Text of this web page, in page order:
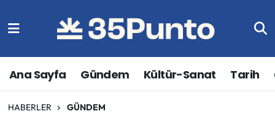
Ana Sayfa Gündem Kültür-Sanat Tarih
HABERLER GÜNDEM